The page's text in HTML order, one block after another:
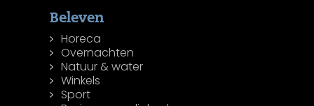
Beleven
Horeca
Overnachten
Natuur & water
Winkels
Sport